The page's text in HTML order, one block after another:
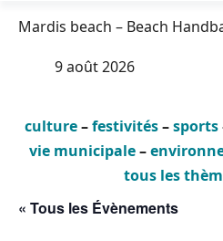
Mardis beach – Beach
9 août 2026
culture–festivités–sports
vie municipale–
tous les
« Tous les Évènements